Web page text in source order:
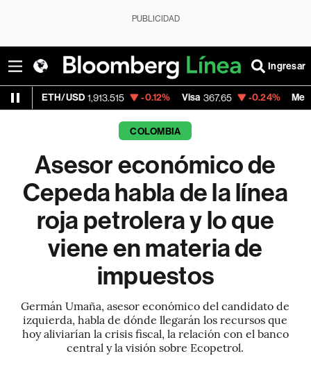
PUBLICIDAD
Ingresar
1,913.515 -0.12% Visa 367.65 -0.24% MercadoLibre
COLOMBIA
Asesor económico de
Cepeda habla de la línea
roja petrolera y lo que
viene en materia de
impuestos
Germán Umaña, asesor económico del candidato de
izquierda, habla de dónde llegarán los recursos que
hoy aliviarían la crisis fiscal, la relación con el banco
central y la visión sobre Ecopetrol.